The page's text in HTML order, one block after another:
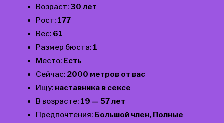
Возраст: 30 лет
Рост: 177
Вес: 61
Размер бюста: 1
Место: Есть
Сейчас: 2000 метров от вас
Ищу: наставника в сексе
В возрасте: 19 — 57 лет
Предпочтения: Большой член, Полные